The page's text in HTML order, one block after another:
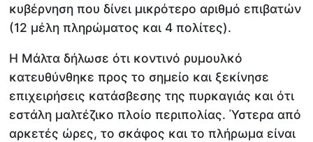
κυβέρνηση που δίνει μικρότερο αριθμό επιβατών
(12 μέλη πληρώματος και 4 πολίτες).
Η Μάλτα δήλωσε ότι κοντινό ρυμουλκό
κατευθύνθηκε προς το σημείο και ξεκίνησε
επιχειρήσεις κατάσβεσης της πυρκαγιάς και ότι
εστάλη μαλτέζικο πλοίο περιπολίας. Ύστερα από
αρκετές ώρες, το σκάφος και το πλήρωμα είναι